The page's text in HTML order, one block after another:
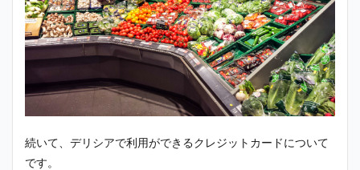
続いて、デリシアで利用ができるクレジットカードについて
です。